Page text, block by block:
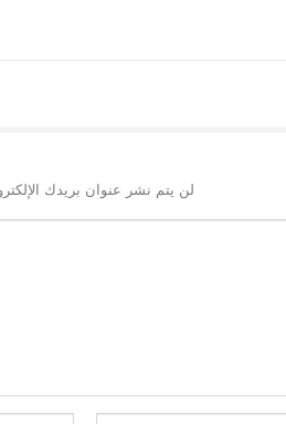
لن يتم نشر عنوان بريدك